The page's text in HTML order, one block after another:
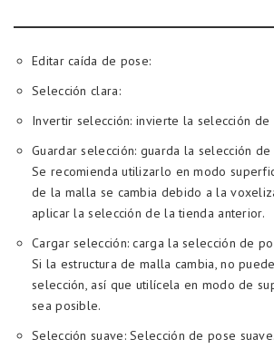
Editar caída de pose:
Selección clara:
Invertir selección: invierte la selección de
Guardar selección: guarda la selección
Se recomienda utilizarlo en modo
de la malla se cambia debido a la
aplicar la selección de la tienda anterior.
Cargar selección: carga la selección de
Si la estructura de malla cambia, no
selección, así que utilícela en modo de
sea posible.
Selección suave: Selección de pose